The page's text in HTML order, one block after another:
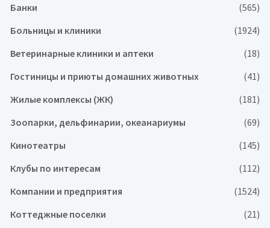
Банки
(565)
Больницы и клиники
(1924)
Ветеринарные клиники и аптеки
(18)
Гостиницы и приюты домашних животных
(41)
Жилые комплексы (ЖК)
(181)
Зоопарки, дельфинарии, океанариумы
(69)
Кинотеатры
(145)
Клубы по интересам
(112)
Компании и предприятия
(1524)
Коттеджные поселки
(21)